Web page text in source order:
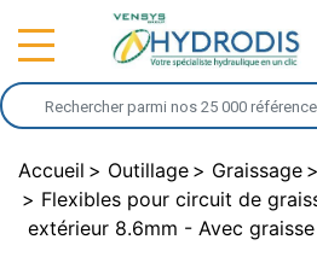
Accueil Outillage Graissage
Flexibles pour circuit de
extérieur 8.6mm - Avec graisse